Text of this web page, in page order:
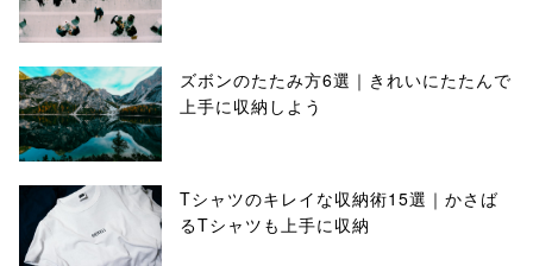
ズボンのたたみ方6選｜きれいにたたんで
上手に収納しよう
Tシャツのキレイな収納術15選｜かさば
るTシャツも上手に収納